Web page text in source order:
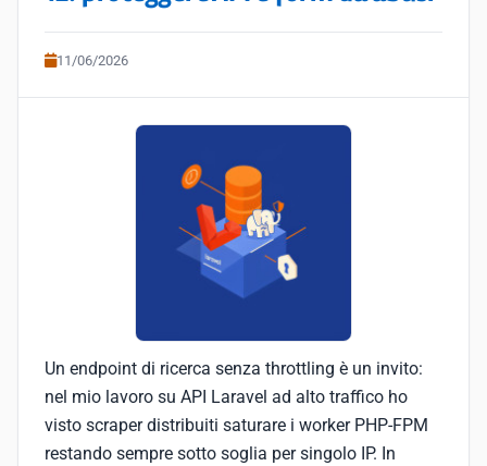
11/06/2026
Un endpoint di ricerca senza throttling è un invito:
nel mio lavoro su API Laravel ad alto traffico ho
visto scraper distribuiti saturare i worker PHP-FPM
restando sempre sotto soglia per singolo IP. In